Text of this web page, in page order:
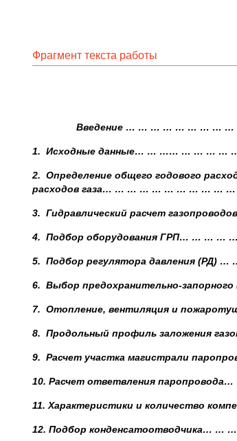
Фрагмент текста работы
Введение … … … … … … … … …
1. Исходные данные… … …… … … …
2. Определение общего годового
расходов газа… … … … … … … … … …
3. Гидравлический расчет
4. Подбор оборудования ГРП… …
5. Подбор регулятора давления
6. Выбор предохранительно-
7. Отопление, вентиляция и
8. Продольный профиль заложения
9. Расчет участка магистрали
10. Расчет ответвления
11. Характеристики и количество
12. Подбор